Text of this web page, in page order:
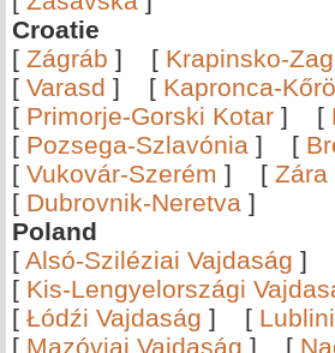
Croatie
[ Zágráb ] [ Krapinsko-
[ Varasd ] [ Kapronca-
[ Primorje-Gorski Kotar ] [
[ Pozsega-Szlavónia ] [
[ Vukovár-Szerém ] [ Zára
[ Dubrovnik-Neretva ]
Poland
[ Alsó-Sziléziai Vajdaság ]
[ Kis-Lengyelországi
[ Łódźi Vajdaság ] [
[ Mazóviai Vajdaság ] [